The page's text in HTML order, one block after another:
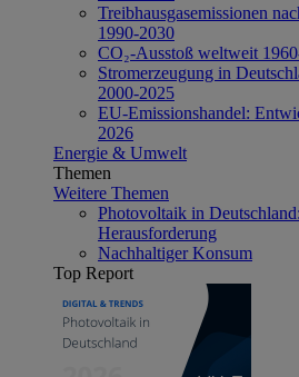
Treibhausgasemissionen
1990-2030
CO₂-Ausstoß weltweit
Stromerzeugung in
2000-2025
EU-Emissionshandel:
2026
Energie & Umwelt
Themen
Weitere Themen
Photovoltaik in
Herausforderung
Nachhaltiger Konsum
Top Report